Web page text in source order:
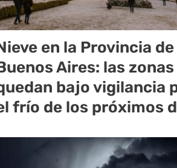
en la Provincia de
Aires: las
bajo vigilancia
frío de los próximos